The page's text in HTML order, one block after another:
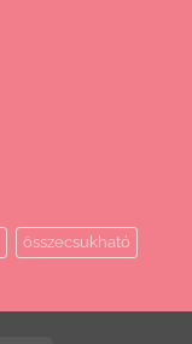
összecsukható